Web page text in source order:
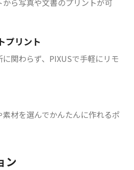
ら写真や文書のプリントが可
プリント
関わらず、PIXUSで手軽にリモ
材を選んでかんたんに作れるポ
ン